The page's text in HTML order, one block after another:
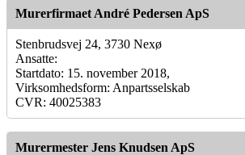
Murerfirmaet André Pedersen ApS
Stenbrudsvej 24, 3730 Nexø
Ansatte:
Startdato: 15. november 2018,
Virksomhedsform: Anpartsselskab
CVR: 40025383
Murermester Jens Knudsen ApS